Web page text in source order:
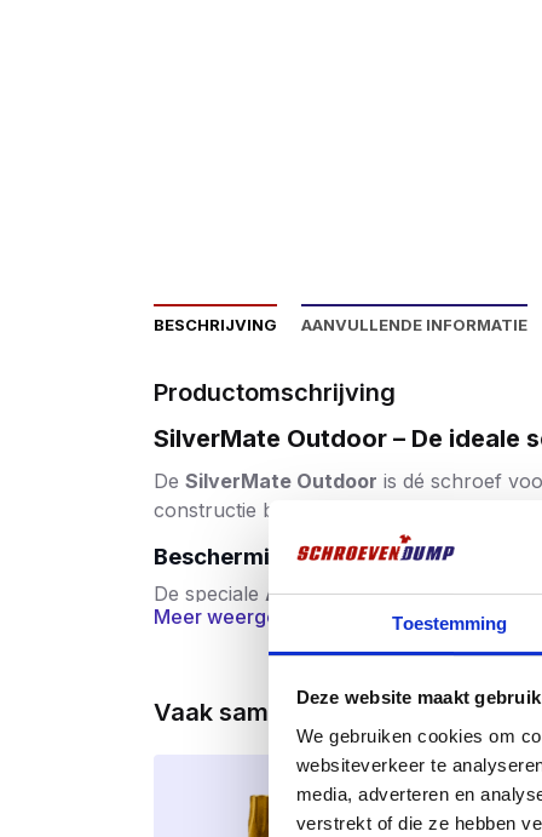
Toestemming
Deze website maakt
We gebruiken cookies om
websiteverkeer te
media, adverteren en
verstrekt of die ze hebben
BESCHRIJVING AANVULLENDE INFORMATIE
Productomschrijving
SilverMate Outdoor – De
De SilverMate Outdoor is dé schroef
constructie biedt deze schroef de
Bescherming tegen weer en wind
De speciale AR Kaitex Coatingis een
vocht en vorst – ideaal voor langdurige
coating is bovendienzelfherstellend bij
Tot twee keer zo sterk als RVS
In tegenstelling tot veel RVS schroeven
het indraaien minimaalis – zelfs in
Meer weergeven
Vaak samen gekocht